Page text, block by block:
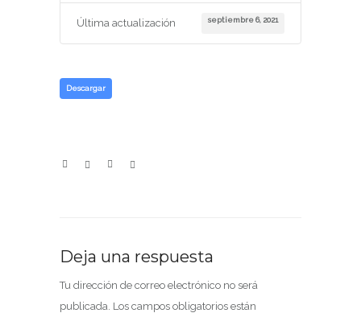
Última actualización septiembre 6, 2021
Descargar
Deja una respuesta
Tu dirección de correo electrónico no será
publicada. Los campos obligatorios están